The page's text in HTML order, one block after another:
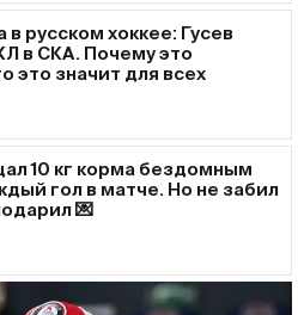
русском хоккее: Гусев
в СКА. Почему это
это значит для всех
10 кг корма бездомным
гол в матче. Но не забил
💌